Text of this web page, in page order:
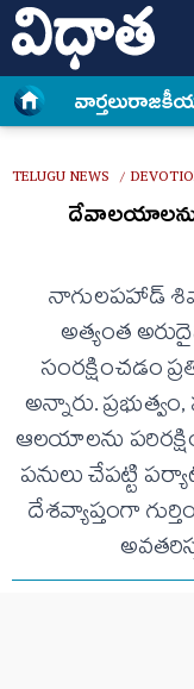
వార్త‌లు
TELUGU NEWS /
దేవాలయాలను
నాగులపహాడ్
అత్యంత
సంరక్షించడం
అన్నారు.
ఆలయాలను
పనులు చేపట్టి
దేశవ్యాప్తంగా